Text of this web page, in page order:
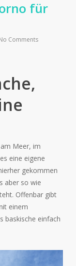
für
Comments
Meer, im
eine eigene
gekommen
aber so wie
Offenbar gibt
einem
baskische einfach